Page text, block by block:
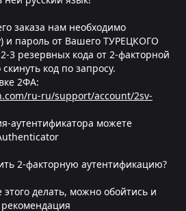
заказа нам необходимо
и пароль от Вашего ТУРЕЦКОГО
3 резервных кода от 2-факторной
код по запросу.
2ФА:
ru-ru/support/account/2sv-
аутентификатора можете
2-факторную аутентификацию?
делать, можно обойтись и